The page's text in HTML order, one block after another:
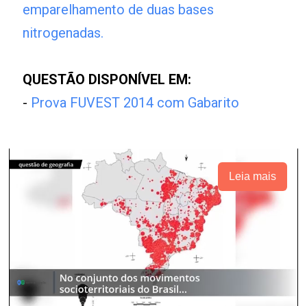
emparelhamento de duas bases
nitrogenadas.
QUESTÃO DISPONÍVEL EM:
- Prova FUVEST 2014 com Gabarito
Leia mais